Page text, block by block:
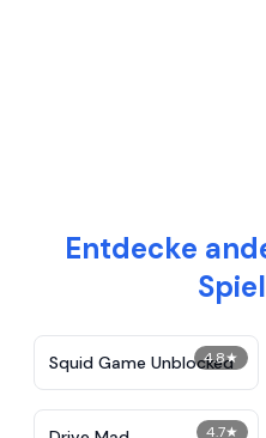
Entdecke
4.8★
Squid Game Unblocked
4.7★